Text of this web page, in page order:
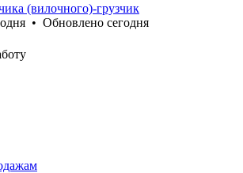
(вилочного)-грузчик
• Обновлено сегодня